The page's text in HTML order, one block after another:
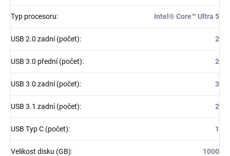
Typ procesoru: Intel® Core™ Ultra 5
USB 2.0 zadní (počet): 2
USB 3.0 přední (počet): 2
USB 3.0 zadní (počet): 3
USB 3.1 zadní (počet): 2
USB Typ C (počet): 1
Velikost disku (GB): 1000